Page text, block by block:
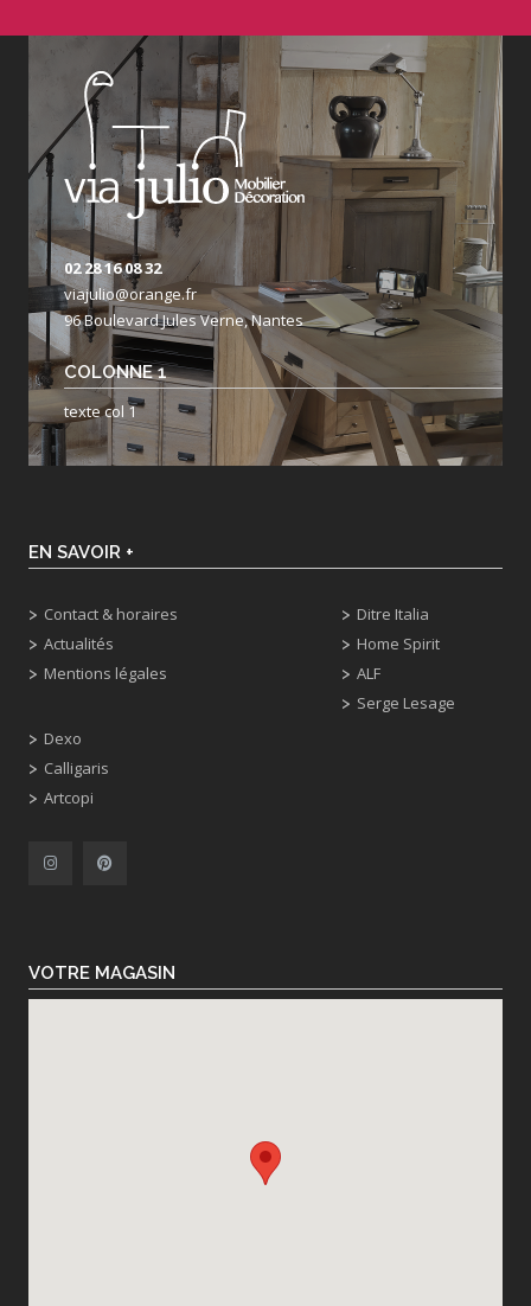
02 28 16 08 32
viajulio@orange.fr
96 Boulevard Jules Verne, Nantes
COLONNE 1
texte col 1
EN SAVOIR +
Contact & horaires
Actualités
Mentions légales
Dexo
Calligaris
Artcopi
Ditre Italia
Home Spirit
ALF
Serge Lesage
VOTRE MAGASIN